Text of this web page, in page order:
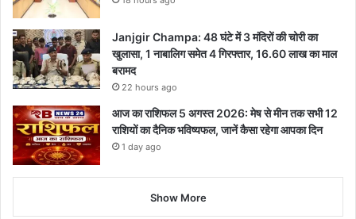
Janjgir Champa: 48 घंटे में 3 मंदिरों की चोरी का
खुलासा, 1 नाबालिग समेत 4 गिरफ्तार, 16.60 लाख का माल
बरामद
22 hours ago
आज का राशिफल 5 अगस्त 2026: मेष से मीन तक सभी 12
राशियों का दैनिक भविष्यफल, जानें कैसा रहेगा आपका दिन
1 day ago
Show More